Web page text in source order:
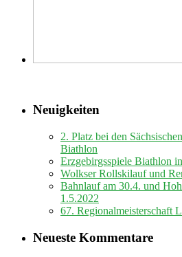
Neuigkeiten
2. Platz bei den
Biathlon
Erzgebirgsspiele Biathlon
Wolkser Rollskilauf und
Bahnlauf am 30.4. und
1.5.2022
67. Regionalmeisterschaft
Neueste Kommentare